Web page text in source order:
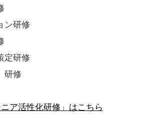
ン研修
定研修
研修
ニア活性化研修」はこちら